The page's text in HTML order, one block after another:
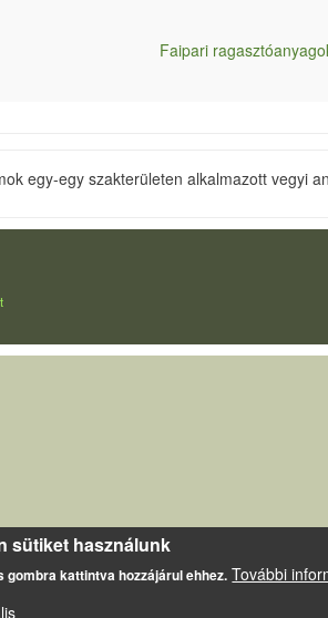
Faipari
egy-egy szakterületen alkalmazott vegyi
sütiket használunk
gombra kattintva hozzájárul ehhez. További